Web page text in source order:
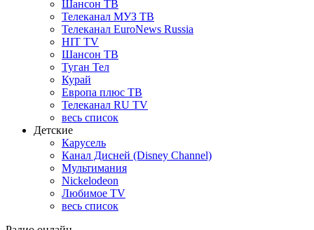
Шансон ТВ
Телеканал МУЗ ТВ
Телеканал EuroNews Russia
HIT TV
Шансон ТВ
Туган Тел
Курай
Европа плюс ТВ
Телеканал RU TV
весь список
Детские
Карусель
Канал Дисней (Disney Channel)
Мультимания
Nickelodeon
Любимое TV
весь список